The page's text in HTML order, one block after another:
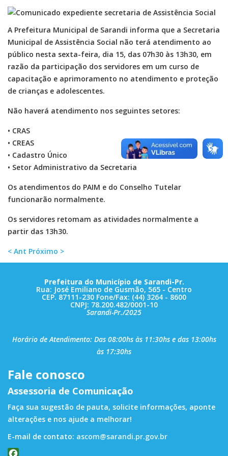
A Prefeitura Municipal de Sarandi informa que a Secretaria
Municipal de Assistência Social não terá atendimento ao
público nesta sexta-feira, dia 15, das 07h30 às 13h30, em
razão da participação dos servidores em um curso de
capacitação e aprimoramento no atendimento e proteção
de crianças e adolescentes.
Não haverá atendimento nos seguintes setores:
• CRAS
• CREAS
• Cadastro Único
• Setor Administrativo da Secretaria
Os atendimentos do PAIM e do Conselho Tutelar
funcionarão normalmente.
Os servidores retomam as atividades normalmente a
partir das 13h30.
< Ant Próximo >
Prefeitura do Município de Sarandi-Pr.
Rua: José Emiliano de Gusmão, 565 - Centro
CEP. 87111-230 Fone/Fax: (44) 3264 - 8600
CNPJ: 78.200.482/0001-10
Sarandi-Pr./2025
Horário de Atendimento: Das 08:00hs às 11:30hs e das 13:00hs
às 17:30hs
Fale conosco
Assessoria de Comunicação
Faça sua sugestão de pauta, solicite informações, aponte
alterações e nos ajude a melhorar!
E-mail de contato: ascom@sarandi.pr.gov.br